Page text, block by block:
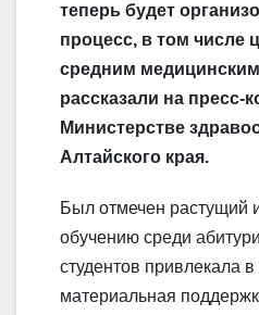
теперь будет
процесс, в том числе
средним
рассказали на пресс-
Министерстве
Алтайского края.
Был отмечен растущий
обучению среди
студентов привлекала
материальная